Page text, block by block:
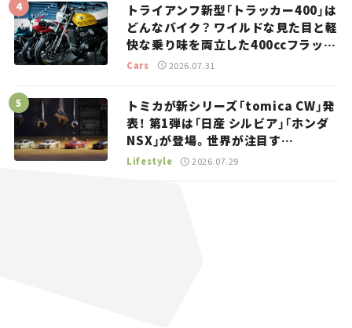
トライアンフ新型「トラッカー400」は
どんなバイク？ ワイルドな見た目と軽
快な乗り味を両立した400ccフラット
トラッカー【試乗レビュー】
Cars 2026.07.31
トミカが新シリーズ「tomica CW」発
表！ 第1弾は「日産 シルビア」「ホンダ
NSX」が登場。世界が注目す
る“JDM”に焦点【クルマとホビー】
Lifestyle 2026.07.29